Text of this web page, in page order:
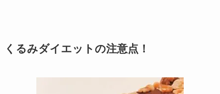
くるみダイエットの注意点！